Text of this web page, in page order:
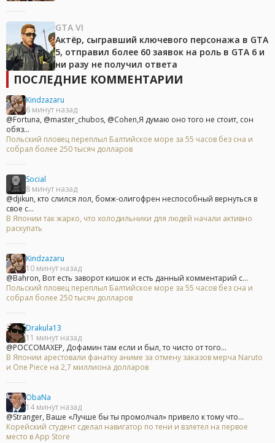
GTA VI
Актёр, сыгравший ключевого персонажа в GTA
5, отправил более 60 заявок на роль в GTA 6 и
ни разу не получил ответа
ПОСЛЕДНИЕ КОММЕНТАРИИ
Kindzazaru
6 минут назад
@Fortuna, @master_chubos, @Cohen,Я думаю оно того не стоит, сон
обяз...
Польский пловец переплыл Балтийское море за 55 часов без сна и
собрал более 250 тысяч долларов
Social
8 минут назад
@djikun, кто слился лол, бомж-олигофрен неспособный вернуться в
свое с...
В Японии так жарко, что холодильники для людей начали активно
раскупать
Kindzazaru
10 минут назад
@Bahron, Вот есть заворот кишок и есть данный комментарий с...
Польский пловец переплыл Балтийское море за 55 часов без сна и
собрал более 250 тысяч долларов
Drakula13
11 минут назад
@POCCOMAXEP, Дофамин там если и был, то чисто от того...
В Японии арестовали фанатку аниме за отмену заказов мерча Naruto
и One Piece на 2,7 миллиона долларов
ObaNa
14 минут назад
@Stranger, Ваше «Лучше бы ты промолчал» привело к тому что...
Корейский студент сделал навигатор по тени и взлетел на первое
место в App Store